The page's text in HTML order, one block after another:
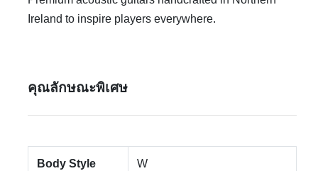
Ireland to inspire players everywhere.
คุณลักษณะพิเศษ
Body Style W